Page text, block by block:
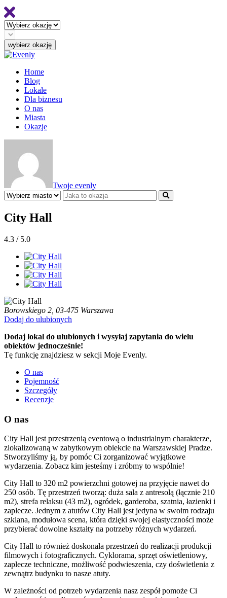
Home
Blog
Lokale
Dla biznesu
O nas
Miasta
Okazje
Twoje evenly
City Hall
4.3 / 5.0
Borowskiego 2, 03-475 Warszawa
Dodaj do ulubionych
Dodaj lokal do ulubionych i wysyłaj zapytania do wielu
obiektów jednocześnie!
Tę funkcję znajdziesz w sekcji Moje Evenly.
O nas
Pojemność
Szczegóły
Recenzje
O nas
City Hall jest przestrzenią eventową o industrialnym charakterze,
zlokalizowaną w zabytkowym obiekcie na Warszawskiej Pradze.
Stworzyliśmy ją, by pomóc Ci zorganizować wyjątkowe
wydarzenia. Zobacz kim jesteśmy i zróbmy to wspólnie!
City Hall to 320 m2 powierzchni gotowej na przyjęcie nawet do
250 osób. Tę przestrzeń tworzą: duża sala z antresolą (łącznie 210
m2), strefa relaksu (43 m2), ogródek, garderoba, szatnia, łazienki i
zaplecze. Jednym z atutów City Hall jest jedyna w swoim rodzaju
szklana, modułowa scena, która dzięki swojej elastyczności może
przybierać dowolne kształty na potrzeby różnych wydarzeń.
City Hall to również doskonała przestrzeń do realizacji produkcji
filmowych i fotograficznych. Cyklorama, sprzęt oświetleniowy,
zaplecze techniczne, możliwość podwieszenia, czy doświetlenia z
zewnątrz budynku to nasze atuty.
W zależności od potrzeb wydarzenia nasz zespół pomoże Ci